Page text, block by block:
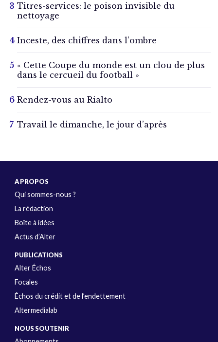
Titres-services: le poison invisible du
nettoyage
Inceste, des chiffres dans l’ombre
« Cette Coupe du monde est un clou de plus
dans le cercueil du football »
Rendez-vous au Rialto
Travail le dimanche, le jour d’après
A PROPOS
Qui sommes-nous ?
La rédaction
Boîte à idées
Actus d’Alter
PUBLICATIONS
Alter Échos
Focales
Échos du crédit et de l’endettement
Altermedialab
NOUS SOUTENIR